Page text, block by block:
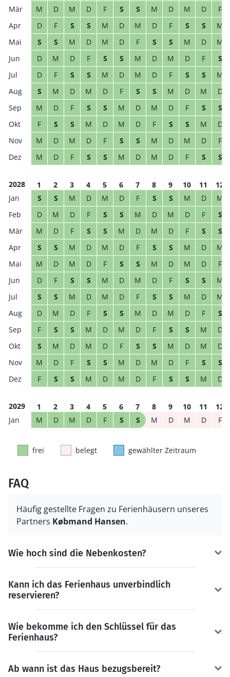
M D M D F S S M D M D
F
D
F S S M D M D F S S
M
S
S M D M D F S S M D
M
D
M D F S S M D M D F
S
D
F S S M D M D F S S
M
S
M D M D F S S M D M
D
M
D F S S M D M D F S
S
F
S S M D M D F S S M
D
M
D M D F S S M D M D
F
M
D F S S M D M D F S S
2028 1 2 3 4 5 6 7 8 9 10 11
12
S
S M D M D F S S M D
M
D
M D F S S M D M D F
S
M
D F S S M D M D F S
S
S
S M D M D F S S M D
M
M
D M D F S S M D M D
F
D
F S S M D M D F S S
M
S
S M D M D F S S M D
M
D
M D F S S M D M D F
S
F
S S M D M D F S S M
D
S
M D M D F S S M D M
D
M
D F S S M D M D F S
S
F
S S M D M D F S S M D
2029 1 2 3 4 5 6 7 8 9 10 11
12
M
D M D F S S M D M D F
frei belegt gewählter Zeitraum
FAQ
Häufig gestellte Fragen zu Ferienhäusern unseres
Partners Købmand Hansen.
Wie hoch sind die Nebenkosten?
Kann ich das Ferienhaus unverbindlich
reservieren?
Wie bekomme ich den Schlüssel für das
Ferienhaus?
Ab wann ist das Haus bezugsbereit?